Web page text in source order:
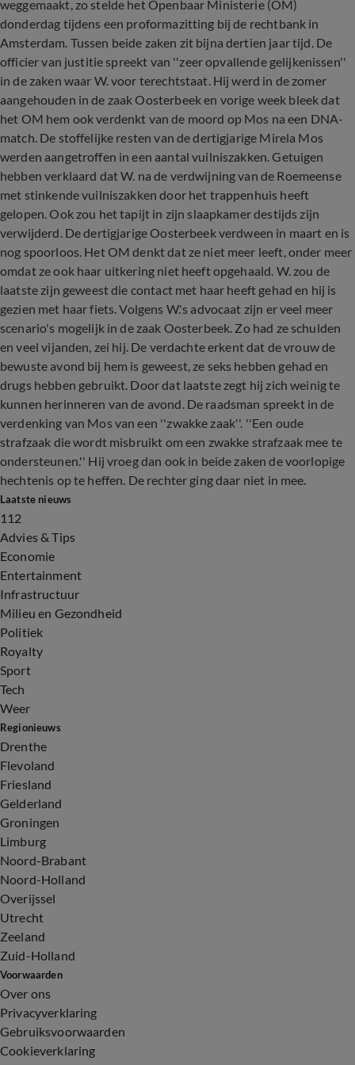
weggemaakt, zo stelde het Openbaar Ministerie (OM)
donderdag tijdens een proformazitting bij de rechtbank in
Amsterdam. Tussen beide zaken zit bijna dertien jaar tijd. De
officier van justitie spreekt van ''zeer opvallende gelijkenissen''
in de zaken waar W. voor terechtstaat. Hij werd in de zomer
aangehouden in de zaak Oosterbeek en vorige week bleek dat
het OM hem ook verdenkt van de moord op Mos na een DNA-
match. De stoffelijke resten van de dertigjarige Mirela Mos
werden aangetroffen in een aantal vuilniszakken. Getuigen
hebben verklaard dat W. na de verdwijning van de Roemeense
met stinkende vuilniszakken door het trappenhuis heeft
gelopen. Ook zou het tapijt in zijn slaapkamer destijds zijn
verwijderd. De dertigjarige Oosterbeek verdween in maart en is
nog spoorloos. Het OM denkt dat ze niet meer leeft, onder meer
omdat ze ook haar uitkering niet heeft opgehaald. W. zou de
laatste zijn geweest die contact met haar heeft gehad en hij is
gezien met haar fiets. Volgens W.'s advocaat zijn er veel meer
scenario's mogelijk in de zaak Oosterbeek. Zo had ze schulden
en veel vijanden, zei hij. De verdachte erkent dat de vrouw de
bewuste avond bij hem is geweest, ze seks hebben gehad en
drugs hebben gebruikt. Door dat laatste zegt hij zich weinig te
kunnen herinneren van de avond. De raadsman spreekt in de
verdenking van Mos van een ''zwakke zaak''. ''Een oude
strafzaak die wordt misbruikt om een zwakke strafzaak mee te
ondersteunen.'' Hij vroeg dan ook in beide zaken de voorlopige
hechtenis op te heffen. De rechter ging daar niet in mee.
Laatste nieuws
112
Advies & Tips
Economie
Entertainment
Infrastructuur
Milieu en Gezondheid
Politiek
Royalty
Sport
Tech
Weer
Regionieuws
Drenthe
Flevoland
Friesland
Gelderland
Groningen
Limburg
Noord-Brabant
Noord-Holland
Overijssel
Utrecht
Zeeland
Zuid-Holland
Voorwaarden
Over ons
Privacyverklaring
Gebruiksvoorwaarden
Cookieverklaring